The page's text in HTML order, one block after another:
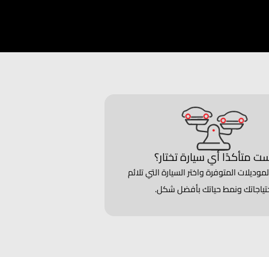
متأكدًا أي سيارة تختار؟
المتوفرة واختر السيارة التي تلائم
ونمط حياتك بأفضل شكل.